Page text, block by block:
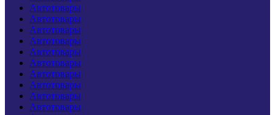
Автотовары
Автотовары
Автотовары
Автотовары
Автотовары
Автотовары
Автотовары
Автотовары
Автотовары
Автотовары